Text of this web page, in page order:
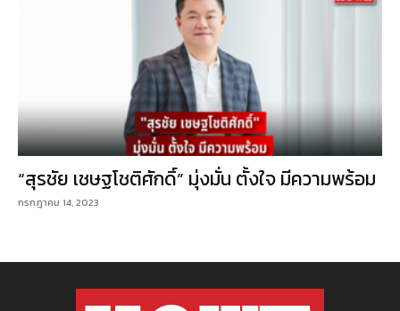
“สุรชัย เชษฐโชติศักดิ์” มุ่งมั่น ตั้งใจ มีความพร้อม
กรกฎาคม 14, 2023